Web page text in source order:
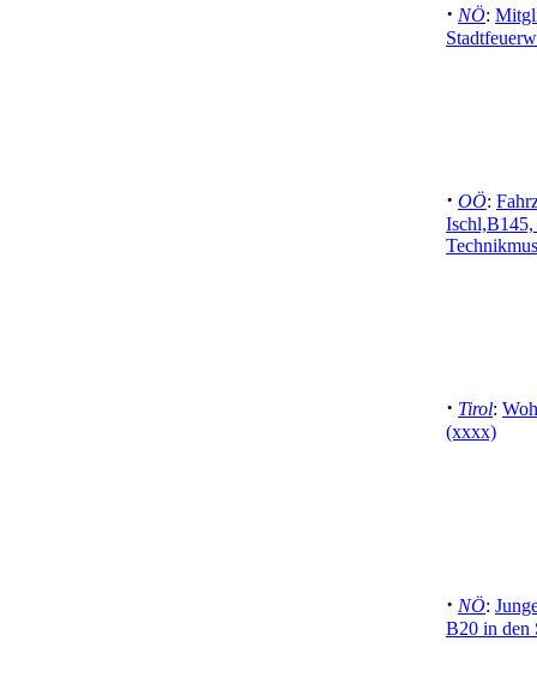
· NÖ:
· OÖ:
Ischl,B145,
· Tirol:
(xxxx)
· NÖ:
B20 in den